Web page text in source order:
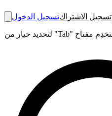
تسجيل الاشتراكتسجيل الدخول
ابدأ الكتابة في مربع البحث، ثم استخدِم مفتاح "Tab" لتحديد خيار من